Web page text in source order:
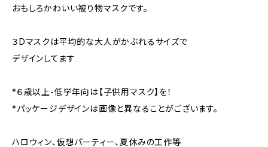
おもしろかわいい被り物マスクです。
３Dマスクは平均的な大人がかぶれるサイズで
デザインしてます
*６歳以上-低学年向は【子供用マスク】を！
*パッケージデザインは画像と異なることがございます。
ハロウィン、仮想パーティー、夏休みの工作等